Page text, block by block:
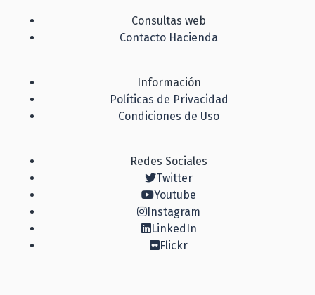
Consultas web
Contacto Hacienda
Información
Políticas de Privacidad
Condiciones de Uso
Redes Sociales
Twitter
Youtube
Instagram
LinkedIn
Flickr